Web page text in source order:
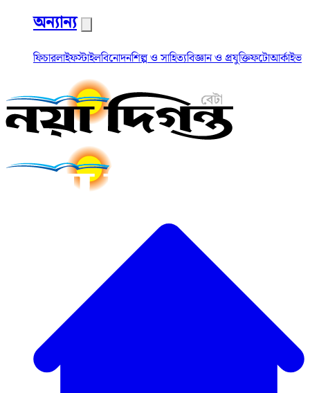
অন্যান্য
ফিচারলাইফস্টাইলবিনোদনশিল্প ও সাহিত্যবিজ্ঞান ও প্রযুক্তিফটোআর্কাইভ